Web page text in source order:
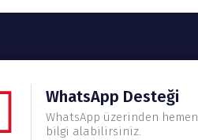
WhatsApp Desteği
WhatsApp üzerinden hemen
bilgi alabilirsiniz.